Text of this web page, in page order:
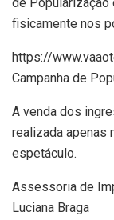
fisicamente nos
https://
Campanha de
A venda dos
realizada apenas
espetáculo.
Assessoria de
Luciana Braga